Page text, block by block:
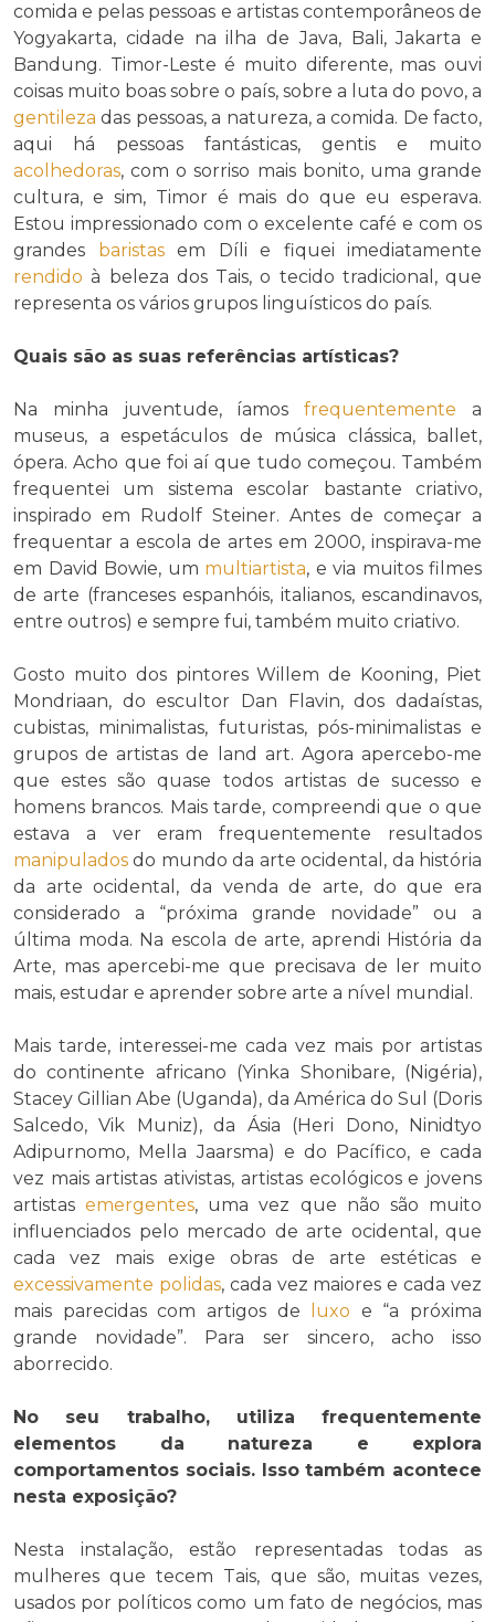
comida e pelas pessoas e artistas contemporâneos de
Yogyakarta, cidade na ilha de Java, Bali, Jakarta e
Bandung. Timor-Leste é muito diferente, mas ouvi
coisas muito boas sobre o país, sobre a luta do povo, a
gentileza das pessoas, a natureza, a comida. De facto,
aqui há pessoas fantásticas, gentis e muito
acolhedoras, com o sorriso mais bonito, uma grande
cultura, e sim, Timor é mais do que eu esperava.
Estou impressionado com o excelente café e com os
grandes baristasem Díli e fiquei imediatamente
rendido à beleza dos Tais, o tecido tradicional, que
representa os vários grupos linguísticos do país.
Quais são as suas referências artísticas?
Na minha juventude, íamosfrequentemente a
museus, a espetáculos de música clássica, ballet,
ópera. Acho que foi aí que tudo começou. Também
frequentei um sistema escolar bastante criativo,
inspirado em Rudolf Steiner. Antes de começar a
frequentar a escola de artes em 2000, inspirava-me
em David Bowie, um multiartista, e via muitos filmes
de arte (franceses espanhóis, italianos, escandinavos,
entre outros) e sempre fui, também muito criativo.
Gosto muito dos pintores Willem de Kooning, Piet
Mondriaan, do escultor Dan Flavin, dos dadaístas,
cubistas, minimalistas, futuristas, pós-minimalistas e
grupos de artistas de land art. Agora apercebo-me
que estes são quase todos artistas de sucesso e
homens brancos. Mais tarde, compreendi que o que
estava a ver eram frequentemente resultados
manipulados do mundo da arte ocidental, da história
da arte ocidental, da venda de arte, do que era
considerado a “próxima grande novidade” ou a
última moda. Na escola de arte, aprendi História da
Arte, mas apercebi-me que precisava de ler muito
mais, estudar e aprender sobre arte a nível mundial.
Mais tarde, interessei-me cada vez mais por artistas
do continente africano (Yinka Shonibare, (Nigéria),
Stacey Gillian Abe (Uganda), da América do Sul (Doris
Salcedo, Vik Muniz), da Ásia (Heri Dono, Ninidtyo
Adipurnomo, Mella Jaarsma) e do Pacífico, e cada
vez mais artistas ativistas, artistas ecológicos e jovens
artistasemergentes, uma vez que não são muito
influenciados pelo mercado de arte ocidental, que
cada vez mais exige obras de arte estéticas e
excessivamente polidas, cada vez maiores e cada vez
mais parecidas com artigos de
luxo e “a próxima
grande novidade”. Para ser sincero, acho isso
aborrecido.
No seu trabalho, utiliza frequentemente
elementos da natureza e explora
comportamentos sociais. Isso também acontece
nesta exposição?
Nesta instalação, estão representadas todas as
mulheres que tecem Tais, que são, muitas vezes,
usados por políticos como um fato de negócios, mas